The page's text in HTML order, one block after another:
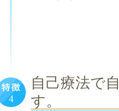
自己療法で
す。